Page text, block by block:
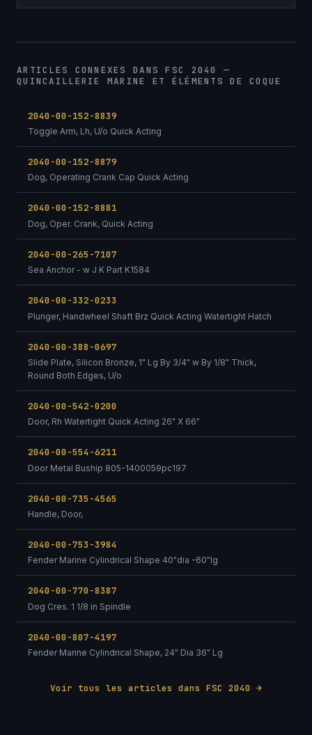
ARTICLES CONNEXES DANS FSC 2040 —
QUINCAILLERIE MARINE ET ÉLÉMENTS DE COQUE
2040-00-152-8839
Toggle Arm, Lh, U/o Quick Acting
2040-00-152-8879
Dog, Operating Crank Cap Quick Acting
2040-00-152-8881
Dog, Oper. Crank, Quick Acting
2040-00-265-7107
Sea Anchor - w J K Part K1584
2040-00-332-0233
Plunger, Handwheel Shaft Brz Quick Acting Watertight Hatch
2040-00-388-0697
Slide Plate, Silicon Bronze, 1" Lg By 3/4" w By 1/8" Thick,
Round Both Edges, U/o
2040-00-542-0200
Door, Rh Watertight Quick Acting 26" X 66"
2040-00-554-6211
Door Metal Buship 805-1400059pc197
2040-00-735-4565
Handle, Door,
2040-00-753-3984
Fender Marine Cylindrical Shape 40"dia -60"lg
2040-00-770-8387
Dog Cres. 1 1/8 in Spindle
2040-00-807-4197
Fender Marine Cylindrical Shape, 24" Dia 36" Lg
Voir tous les articles dans FSC 2040 →